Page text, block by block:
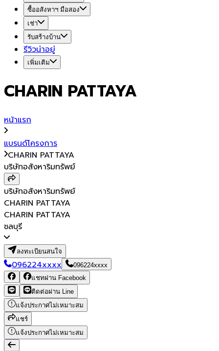
ซื้ออสังหาฯ มือสอง
เช่า
รับสร้างบ้าน
รีวิวน่าอยู่
เพิ่มเติม
CHARIN PATTAYA
หน้าแรก
แบรนด์โครงการ
CHARIN PATTAYA
บริษัทอสังหาริมทรัพย์
บริษัทอสังหาริมทรัพย์
CHARIN PATTAYA
CHARIN PATTAYA
ชลบุรี
ลงทะเบียนสนใจ
096224xxxx
096224xxxx
แชทผ่าน Facebook
ติดต่อผ่าน Line
แจ้งประกาศไม่เหมาะสม
แชร์
แจ้งประกาศไม่เหมาะสม